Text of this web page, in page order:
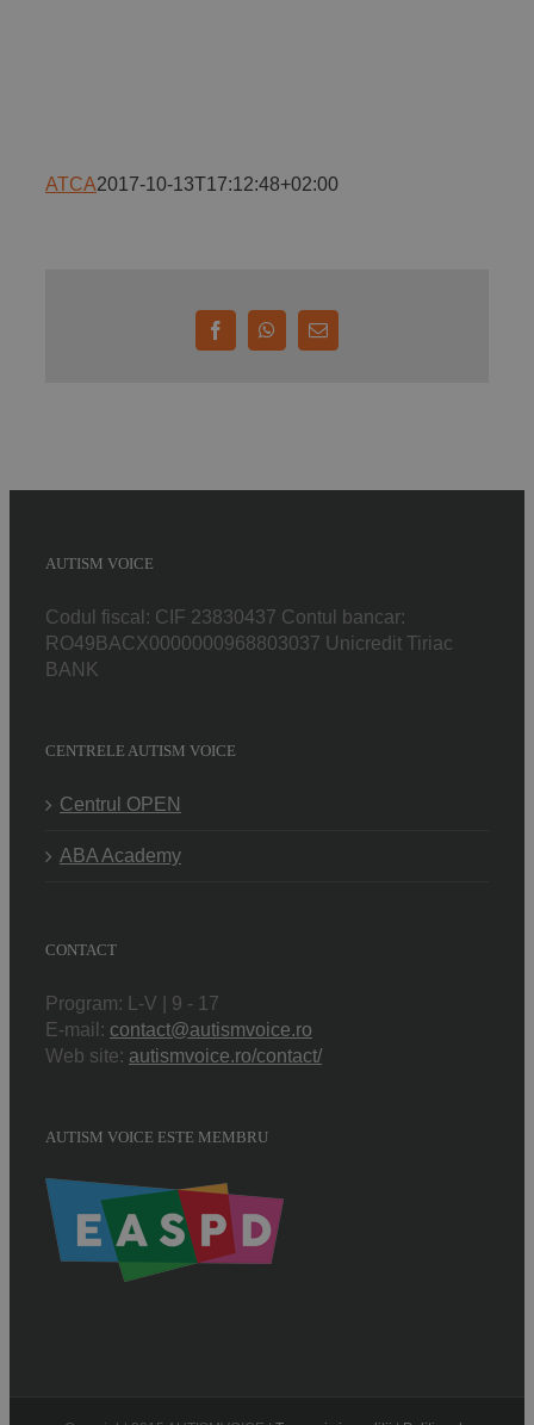
ATCA2017-10-13T17:12:48+02:00
FacebookWhatsApp
E-
AUTISM VOICE
Codul fiscal: CIF 23830437 Contul bancar:
RO49BACX0000000968803037 Unicredit Tiriac
BANK
CENTRELE AUTISM VOICE
Centrul OPEN
ABA Academy
CONTACT
Program: L-V | 9 - 17
E-mail: contact@autismvoice.ro
Web site: autismvoice.ro/contact/
AUTISM VOICE ESTE MEMBRU